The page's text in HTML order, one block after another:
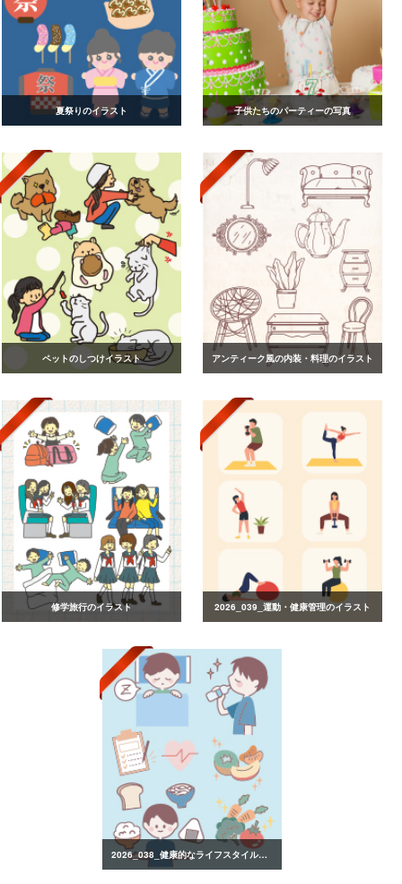
夏祭りのイラスト 子供たちのパーティーの写真
ペットのしつけイラスト アンティーク風の内装・料理のイラスト
修学旅行のイラスト 2026_039_運動・健康管理のイラスト
2026_038_健康的なライフスタイルのイラスト